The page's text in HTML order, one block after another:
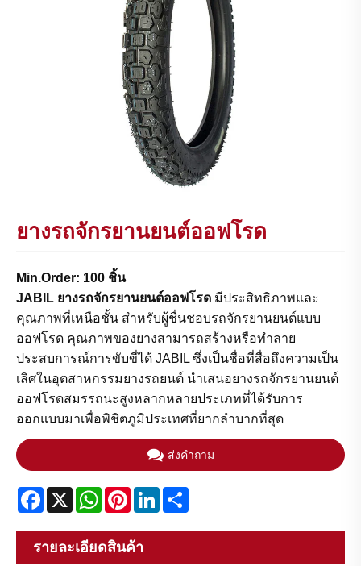
ยางรถจักรยานยนต์ออฟโรด
Min.Order: 100 ชิ้น
JABIL ยางรถจักรยานยนต์ออฟโรด มีประสิทธิภาพและ
คุณภาพที่เหนือชั้น​ สำหรับผู้ชื่นชอบรถจักรยานยนต์แบบ
ออฟโรด คุณภาพของยางสามารถสร้างหรือทำลาย
ประสบการณ์การขับขี่ได้ JABIL ซึ่งเป็นชื่อที่สื่อถึงความเป็น
เลิศในอุตสาหกรรมยางรถยนต์ นำเสนอยางรถจักรยานยนต์
ออฟโรดสมรรถนะสูงหลากหลายประเภทที่ได้รับการ
ออกแบบมาเพื่อพิชิตภูมิประเทศที่ยากลำบากที่สุด​
ส่งคำถาม
Facebook
X WhatsApp
PinterestLinkedIn
รายละเอียดสินค้า